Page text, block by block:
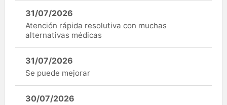
31/07/2026
Atención rápida resolutiva con muchas
alternativas médicas
31/07/2026
Se puede mejorar
30/07/2026